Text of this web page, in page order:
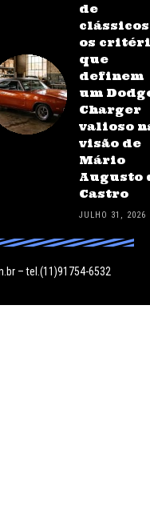
de
clássicos
os
que
definem
um
Charger
valioso
visão de
Mário
Augusto
Castro
JULHO 31, 2026
– tel.(11)91754-6532